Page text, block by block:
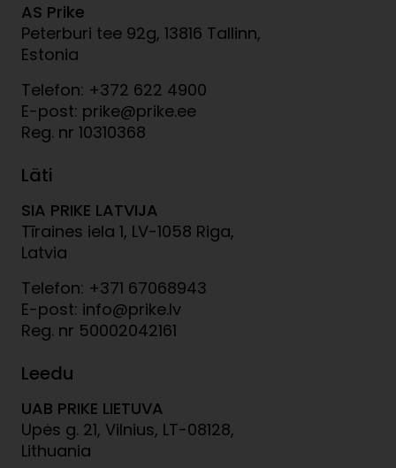
AS Prike
Peterburi tee 92g, 13816 Tallinn,
Estonia
Telefon: +372 622 4900
E-post: prike@prike.ee
Reg. nr 10310368
Läti
SIA PRIKE LATVIJA
Tīraines iela 1, LV-1058 Riga,
Latvia
Telefon: +371 67068943
E-post: info@prike.lv
Reg. nr 50002042161
Leedu
UAB PRIKE LIETUVA
Upės g. 21, Vilnius, LT-08128,
Lithuania